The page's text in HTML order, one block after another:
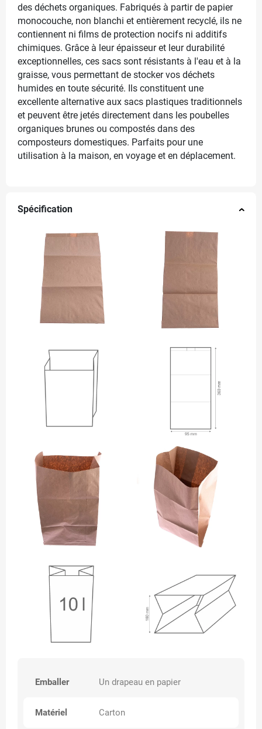
des déchets organiques. Fabriqués à partir de papier
monocouche, non blanchi et entièrement recyclé, ils ne
contiennent ni films de protection nocifs ni additifs
chimiques. Grâce à leur épaisseur et leur durabilité
exceptionnelles, ces sacs sont résistants à l'eau et à la
graisse, vous permettant de stocker vos déchets
humides en toute sécurité. Ils constituent une
excellente alternative aux sacs plastiques traditionnels
et peuvent être jetés directement dans les poubelles
organiques brunes ou compostés dans des
composteurs domestiques. Parfaits pour une
utilisation à la maison, en voyage et en déplacement.
Spécification
Emballer Un drapeau en papier
Matériel Carton